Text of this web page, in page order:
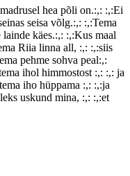
hea põli on.:,: :,:Ei
seisa võlg.:,: :,:Tema
käes.:,: :,:Kus maal
Riia linna all, :,: :,:siis
pehme sohva peal:,:
ihol himmostost :,: :,: ja
iho hüppama :,: :,:ja
uskund mina, :,: :,:et